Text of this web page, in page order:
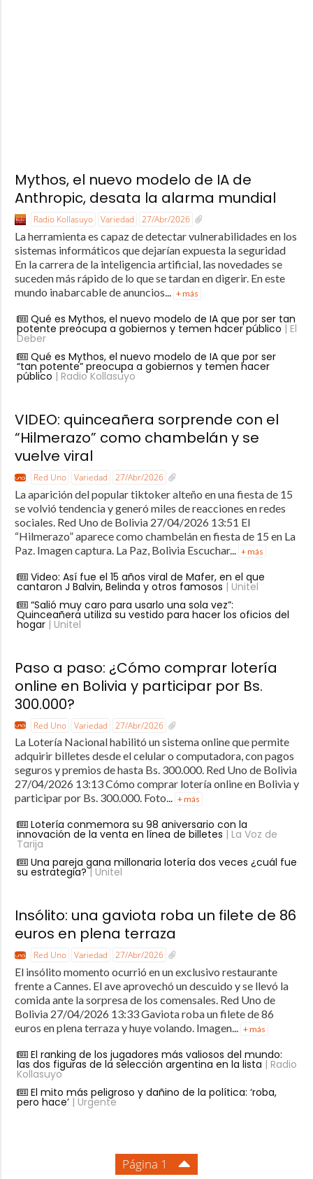
Mythos, el nuevo modelo de IA de
Anthropic, desata la alarma mundial
Radio Kollasuyo Variedad 27/Abr/2026
La herramienta es capaz de detectar vulnerabilidades en los
sistemas informáticos que dejarían expuesta la seguridad
En la carrera de la inteligencia artificial, las novedades se
suceden más rápido de lo que se tardan en digerir. En este
mundo inabarcable de anuncios...
+ más
Qué es Mythos, el nuevo modelo de IA que por ser tan
potente preocupa a gobiernos y temen hacer público | El
Deber
Qué es Mythos, el nuevo modelo de IA que por ser
“tan potente” preocupa a gobiernos y temen hacer
público | Radio Kollasuyo
VIDEO: quinceañera sorprende con el
“Hilmerazo” como chambelán y se
vuelve viral
Red Uno Variedad 27/Abr/2026
La aparición del popular tiktoker alteño en una fiesta de 15
se volvió tendencia y generó miles de reacciones en redes
sociales. Red Uno de Bolivia 27/04/2026 13:51 El
“Hilmerazo” aparece como chambelán en fiesta de 15 en La
Paz. Imagen captura. La Paz, Bolivia Escuchar...
+ más
Video: Así fue el 15 años viral de Mafer, en el que
cantaron J Balvin, Belinda y otros famosos | Unitel
“Salió muy caro para usarlo una sola vez”:
Quinceañera utiliza su vestido para hacer los oficios del
hogar| Unitel
Paso a paso: ¿Cómo comprar lotería
online en Bolivia y participar por Bs.
300.000?
Red Uno Variedad 27/Abr/2026
La Lotería Nacional habilitó un sistema online que permite
adquirir billetes desde el celular o computadora, con pagos
seguros y premios de hasta Bs. 300.000. Red Uno de Bolivia
27/04/2026 13:13 Cómo comprar lotería online en Bolivia y
participar por Bs. 300.000. Foto... + más
Lotería conmemora su 98 aniversario con la
innovación de la venta en línea de billetes | La Voz de
Tarija
Una pareja gana millonaria lotería dos veces ¿cuál fue
su estrategia?| Unitel
Insólito: una gaviota roba un filete de 86
euros en plena terraza
Red Uno Variedad 27/Abr/2026
El insólito momento ocurrió en un exclusivo restaurante
frente a Cannes. El ave aprovechó un descuido y se llevó la
comida ante la sorpresa de los comensales. Red Uno de
Bolivia 27/04/2026 13:33 Gaviota roba un filete de 86
euros en plena terraza y huye volando. Imagen... + más
El ranking de los jugadores más valiosos del mundo:
las dos figuras de la selección argentina en la lista | Radio
Kollasuyo
El mito más peligroso y dañino de la política: ‘roba,
pero hace’| Urgente
Página 1